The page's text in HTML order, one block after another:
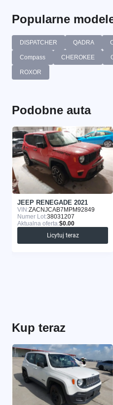
Popularne
DISPATCHER QADRA
Compass CHEROKEE
ROXOR
Podobne auta
JEEP RENEGADE 2021
VIN:ZACNJCAB7MPM92849
Numer Lot:38031207
Aktualna oferta:$0.00
Licytuj teraz
Kup teraz